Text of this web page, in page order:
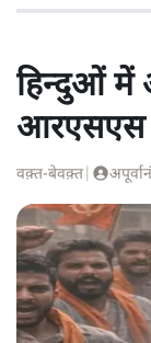
हिन्दुओं में
आरएसएस
वक़्त-बेवक़्त